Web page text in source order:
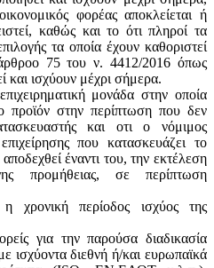
φορέας αποκλείεται ή
καθώς και το ότι πληροί τα
τα οποία έχουν καθοριστεί
75 του ν. 4412/2016 όπως
και ισχύουν μέχρι σήμερα.
μονάδα στην οποία
προϊόν στην περίπτωση που δεν
και oτι ο νόμιμος
που κατασκευάζει το
αποδεχθεί έναντι του, την εκτέλεση
προμήθειας, σε περίπτωση
χρονική περίοδος ισχύος της
για την παρούσα διαδικασία
ισχύοντα διεθνή ή/και ευρωπαϊκά